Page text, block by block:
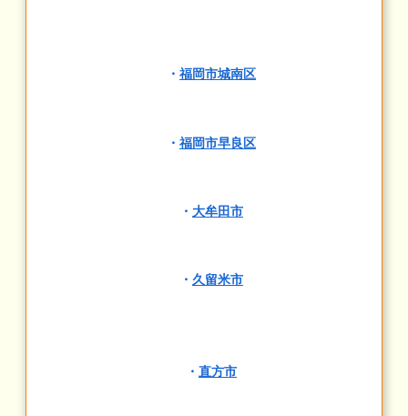
・ 福岡市城南区
・ 福岡市早良区
・ 大牟田市
・ 久留米市
・ 直方市